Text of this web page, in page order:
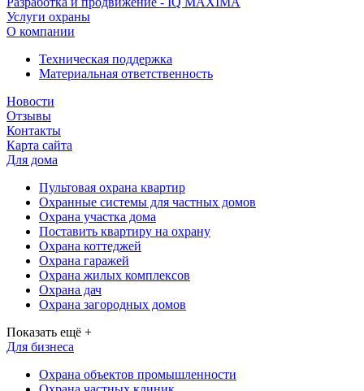
Услуги охраны
О компании
Техническая поддержка
Материальная ответственность
Новости
Отзывы
Контакты
Карта сайта
Для дома
Пультовая охрана квартир
Охранные системы для частных домов
Охрана участка дома
Поставить квартиру на охрану
Охрана коттеджей
Охрана гаражей
Охрана жилых комплексов
Охрана дач
Охрана загородных домов
Показать ещё +
Для бизнеса
Охрана объектов промышленности